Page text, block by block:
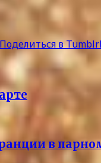
Поделиться в Tumblr
в